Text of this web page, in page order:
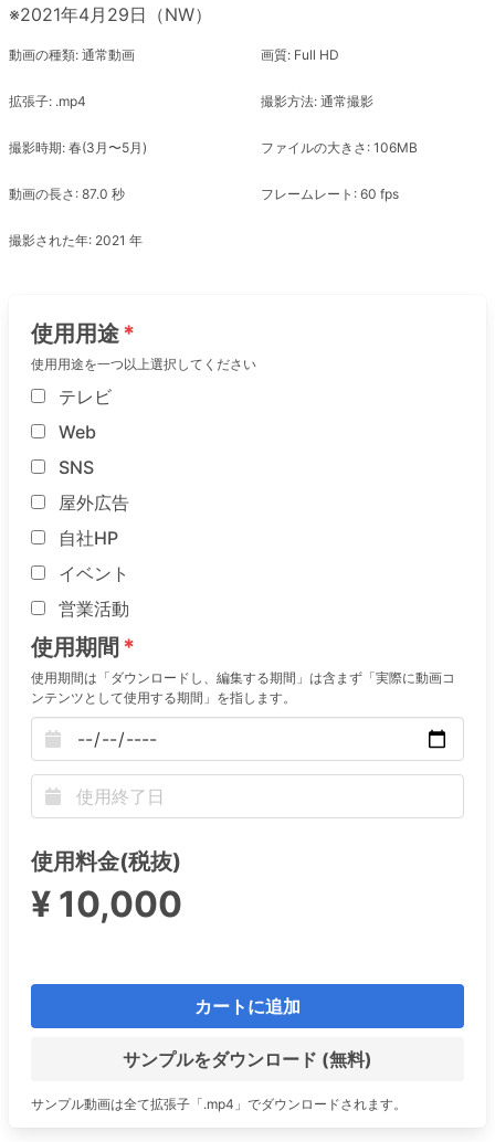
※2021年4月29日（NW）
動画の種類: 通常動画 画質: Full HD
拡張子: .mp4 撮影方法: 通常撮影
撮影時期: 春(3月〜5月) ファイルの大きさ: 106MB
動画の長さ: 87.0 秒 フレームレート: 60 fps
撮影された年: 2021 年
使用用途
使用用途を一つ以上選択してください
テレビ
Web
SNS
屋外広告
自社HP
イベント
営業活動
使用期間
使用期間は「ダウンロードし、編集する期間」は含まず「実際に動画コ
ンテンツとして使用する期間」を指します。
使用料金(税抜)
¥ 10,000
カートに追加
サンプルをダウンロード (無料)
サンプル動画は全て拡張子「.mp4」でダウンロードされます。